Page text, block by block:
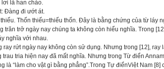
lả han chào.
Đàng đi ướt át.
Thốn thiếu=thiếu thốn. Đây là bằng chứng của từ láy
trăn trở ngày nay chúng ta không còn hiểu nghĩa. Trong
nghĩa với nhau.
ray rứt ngày nay không còn sử dụng. Nhưng trong [12],
trau tria hiện nay đã mất nghĩa. Nhưng trong Từ điển
là “làm cho vật gì bằng phẳng”.Trong Tự điểnViệt Nam